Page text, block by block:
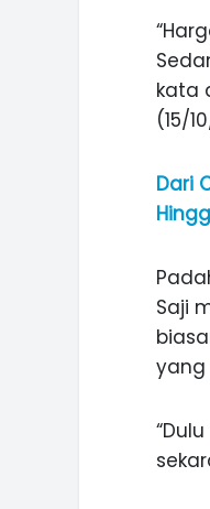
kata
(15/
Dari
Saji
yang